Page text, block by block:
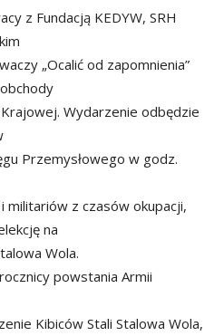
z Fundacją KEDYW, SRH
„Ocalić od zapomnienia”
Wydarzenie odbędzie
Przemysłowego w godz.
militariów z czasów okupacji,
na
Wola.
powstania Armii
Kibiców Stali Stalowa Wola,